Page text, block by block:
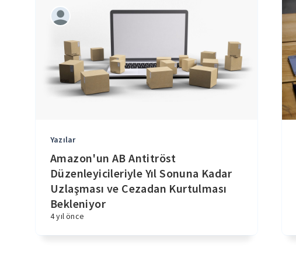
Yazılar
Amazon'un AB Antitröst
Düzenleyicileriyle Yıl Sonuna Kadar
Uzlaşması ve Cezadan Kurtulması
Bekleniyor
4 yıl önce